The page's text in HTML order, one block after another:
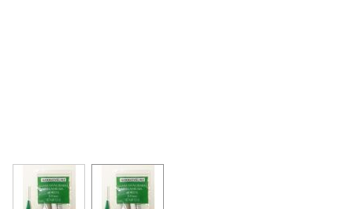
View larger imageView larger image